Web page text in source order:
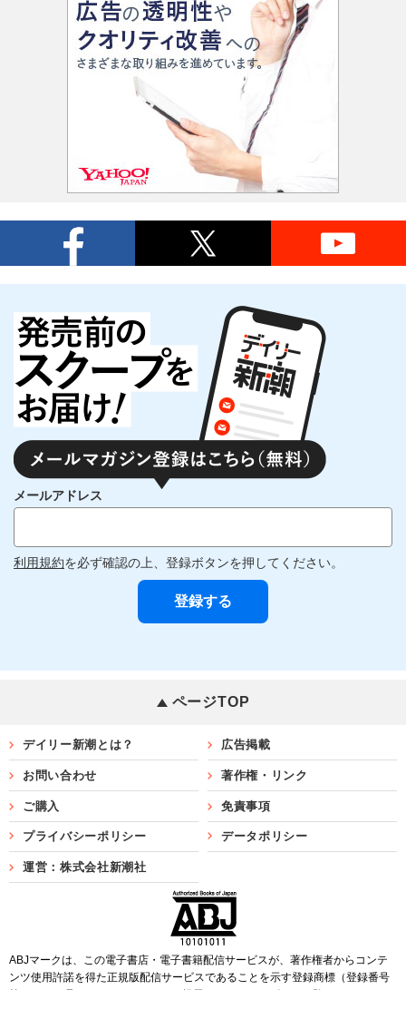
メールアドレス
利用規約を必ず確認の上、登録ボタンを押してください。
ページTOP
デイリー新潮とは？ 広告掲載
お問い合わせ 著作権・リンク
ご購入 免責事項
プライバシーポリシー データポリシー
運営：株式会社新潮社
ABJマークは、この電子書店・電子書籍配信サービスが、著作権者からコンテ
ンツ使用許諾を得た正規版配信サービスであることを示す登録商標（登録番号